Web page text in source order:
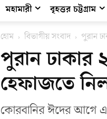
মহামারী বৃহত্তর চট্টগ্রাম
হোম বিভাগীয় সংবাদ পুরান
পুরান ঢাকার
হেফাজতে
কোরবানির ঈদের আগে